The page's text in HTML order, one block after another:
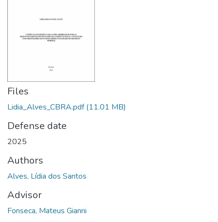
Files
Lidia_Alves_CBRA.pdf(11.01 MB)
Defense date
2025
Authors
Alves, Lídia dos Santos
Advisor
Fonseca, Mateus Gianni